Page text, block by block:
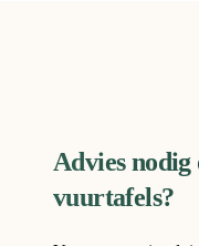
Advies nodig
vuurtafels?